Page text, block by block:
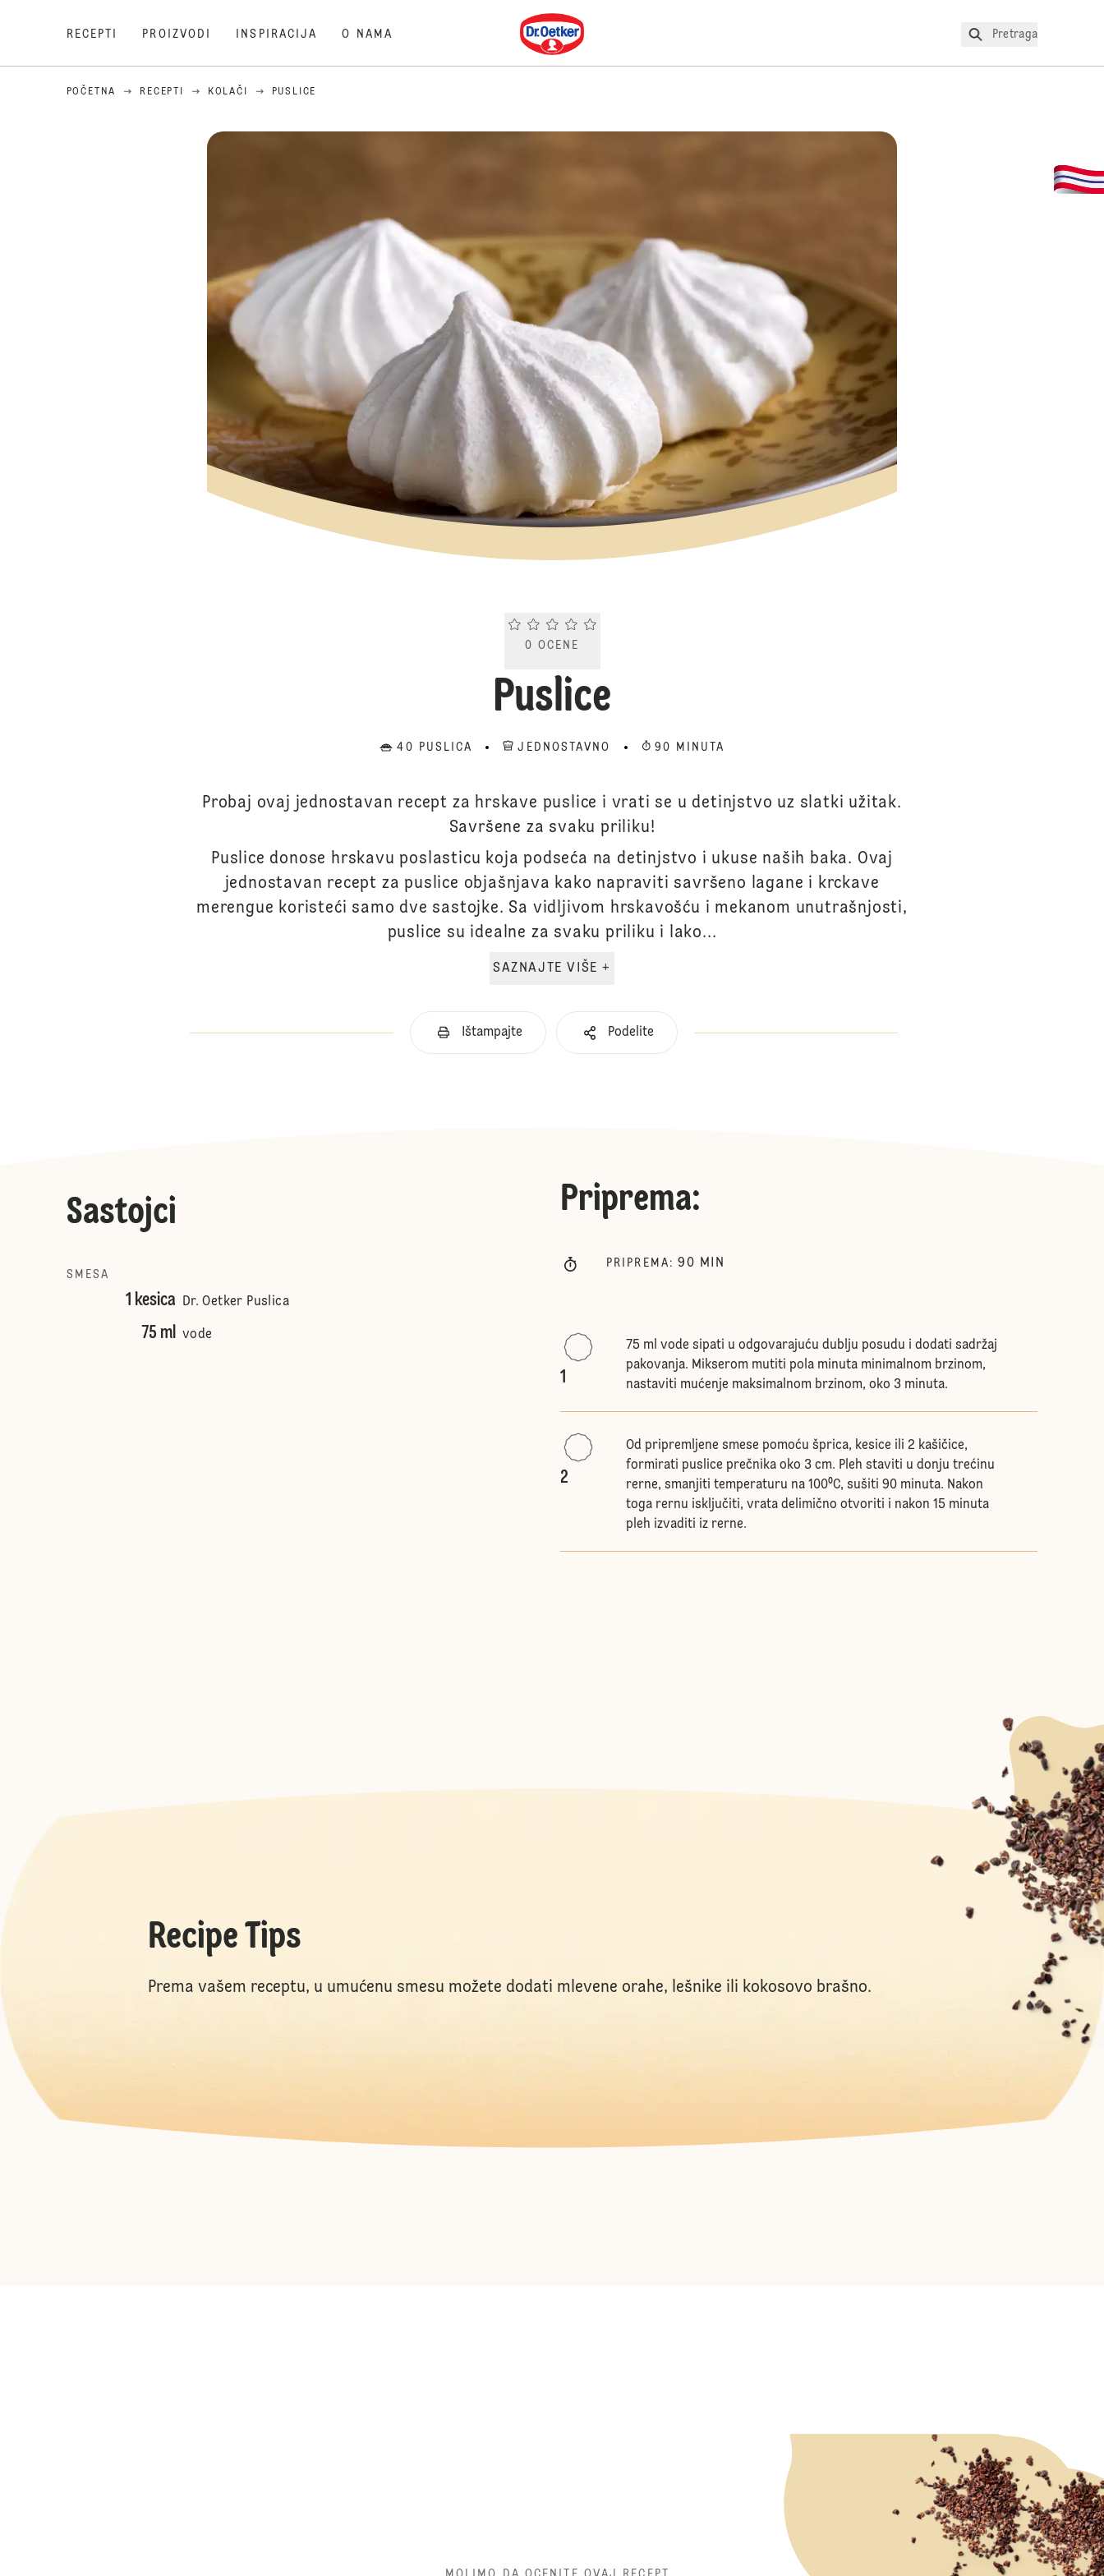
RECEPTI PROIZVODI INSPIRACIJA O NAMA
Dr. Oetker
Pretraga
POČETNA RECEPTI KOLAČI PUSLICE
Current rating 0.0. Click to rate.
0 OCENE
Puslice
40 PUSLICA JEDNOSTAVNO 90 MINUTA
Probaj ovaj jednostavan recept za hrskave puslice i vrati se u detinjstvo uz slatki užitak.
Savršene za svaku priliku!
Puslice donose hrskavu poslasticu koja podseća na detinjstvo i ukuse naših baka. Ovaj
jednostavan recept za puslice objašnjava kako napraviti savršeno lagane i krckave
merengue koristeći samo dve sastojke. Sa vidljivom hrskavošću i mekanom unutrašnjosti,
puslice su idealne za svaku priliku i lako...
SAZNAJTE VIŠE +
Ištampajte Podelite
Sastojci
SMESA
1 kesica Dr. Oetker Puslica
75 ml vode
Priprema:
PRIPREMA : 90 MIN
1
75 ml vode sipati u odgovarajuću dublju posudu i dodati sadržaj
pakovanja. Mikserom mutiti pola minuta minimalnom brzinom,
nastaviti mućenje maksimalnom brzinom, oko 3 minuta.
2
Od pripremljene smese pomoću šprica, kesice ili 2 kašičice,
formirati puslice prečnika oko 3 cm. Pleh staviti u donju trećinu
rerne, smanjiti temperaturu na 100⁰C, sušiti 90 minuta. Nakon
toga rernu isključiti, vrata delimično otvoriti i nakon 15 minuta
pleh izvaditi iz rerne.
Recipe Tips
Prema vašem receptu, u umućenu smesu možete dodati mlevene orahe, lešnike ili kokosovo brašno.